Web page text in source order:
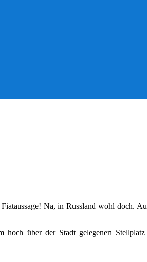
Na, in Russland wohl doch.
über der Stadt gelegenen